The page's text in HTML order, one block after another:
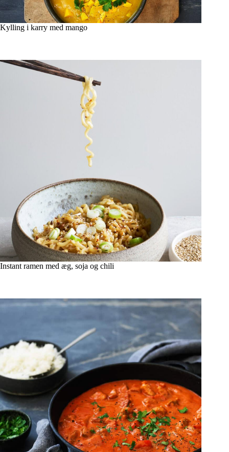
Kylling i karry med mango
Instant ramen med æg, soja og chili